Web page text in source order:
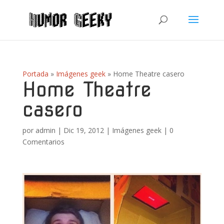
Portada » Imágenes geek» Home Theatre casero
Home Theatre
casero
por admin | Dic 19, 2012| Imágenes geek| 0
Comentarios